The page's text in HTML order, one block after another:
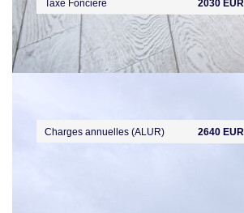
Taxe Foncière 2030 EUR
Charges annuelles (ALUR) 2640 EUR